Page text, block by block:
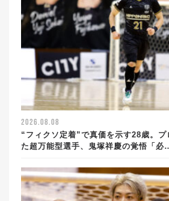
2026.08.08
“フィクソ定着”で真価を示す28歳。
た超万能型選手、鬼塚祥慶の覚悟「